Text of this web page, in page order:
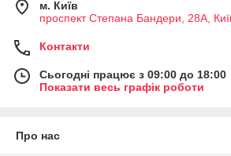
м. Київ
проспект Степана Бандери, 28А,
Контакти
Сьогодні працює з 09:00 до 18:00
Показати весь графік роботи
Про нас